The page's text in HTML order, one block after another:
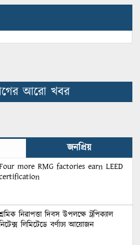
আরো খবর
জনপ্রিয়
more RMG factories earn LEED
নিরাপত্তা দিবস উপলক্ষে ট্রপিক্যাল
লিমিটেডে বর্ণাঢ্য আয়োজন